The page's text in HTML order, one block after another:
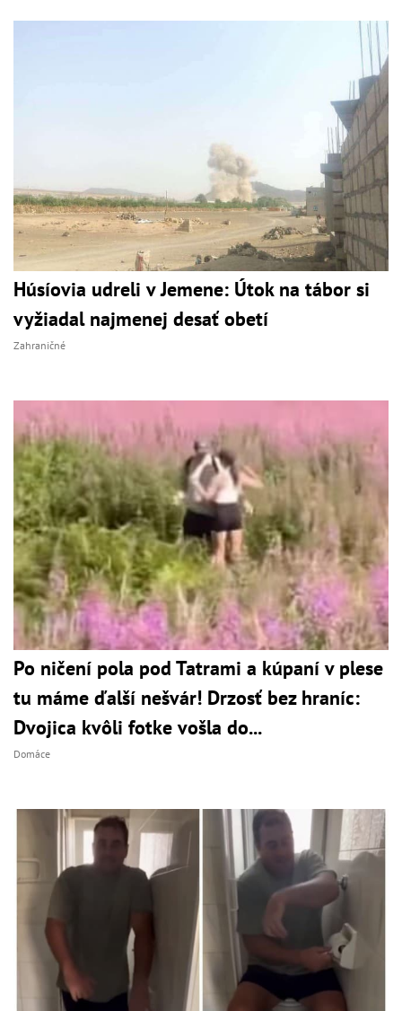
Húsíovia udreli v Jemene: Útok na tábor si
vyžiadal najmenej desať obetí
Zahraničné
Po ničení pola pod Tatrami a kúpaní v plese
tu máme ďalší nešvár! Drzosť bez hraníc:
Dvojica kvôli fotke vošla do...
Domáce